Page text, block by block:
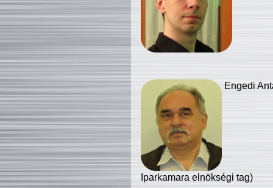
Engedi
Iparkamara elnökségi tag)